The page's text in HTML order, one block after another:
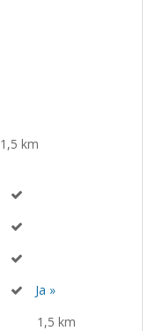
1,5 km
Ja »
1,5 km